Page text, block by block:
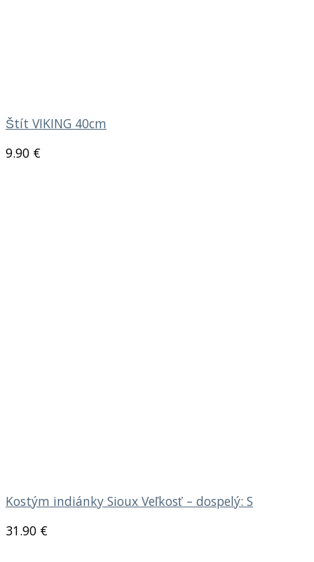
Štít VIKING 40cm
9.90 €
Kostým indiánky Sioux Veľkosť – dospelý: S
31.90 €